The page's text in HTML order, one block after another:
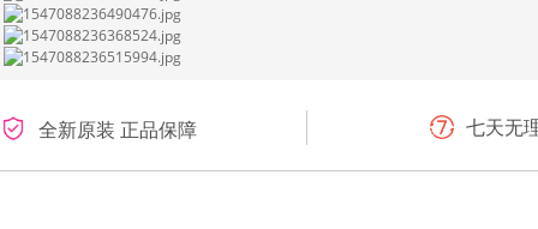
全新原装 正品保障 七天无